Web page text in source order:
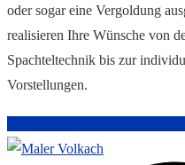
oder sogar eine Vergoldung
realisieren Ihre Wünsche von
Spachteltechnik bis zur
Vorstellungen.